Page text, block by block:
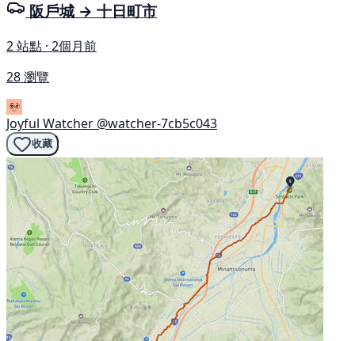
阪戶城 → 十日町市
2 站點 · 2個月前
28 瀏覽
Joyful Watcher @watcher-7cb5c043
收藏